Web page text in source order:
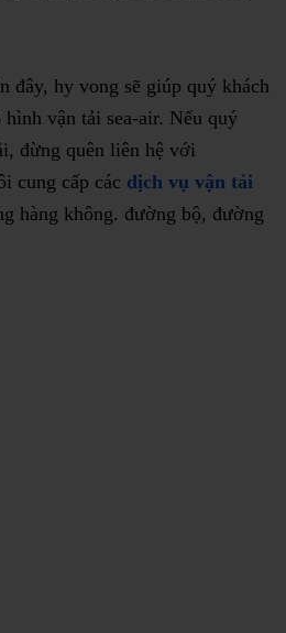
đây, hy vong sẽ giúp quý khách
vận tải sea-air. Nếu quý
đừng quên liên hệ với
cung cấp các dịch vụ vận tải
hàng không. đường bộ, đường